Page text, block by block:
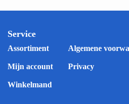
Service
Assortiment
Mijn account
Winkelmand
Algemene
Privacy